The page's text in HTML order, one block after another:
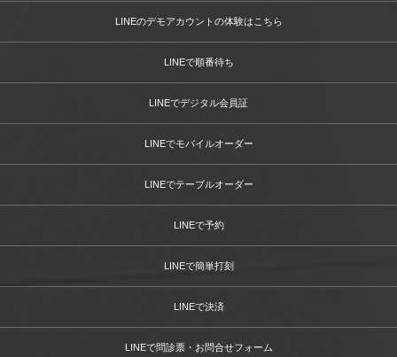
LINEのデモアカウントの体験はこちら
LINEで順番待ち
LINEでデジタル会員証
LINEでモバイルオーダー
LINEでテーブルオーダー
LINEで予約
LINEで簡単打刻
LINEで決済
LINEで問診票・お問合せフォーム